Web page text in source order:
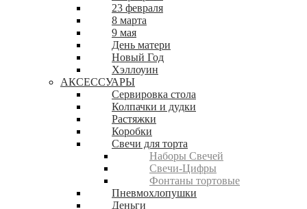
23 февраля
8 марта
9 мая
День матери
Новый Год
Хэллоуин
АКСЕССУАРЫ
Сервировка стола
Колпачки и дудки
Растяжки
Коробки
Свечи для торта
Наборы Свечей
Свечи-Цифры
Фонтаны тортовые
Пневмохлопушки
Деньги